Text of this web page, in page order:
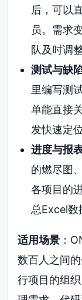
后，可以
员。需求
队及时调
测试与缺
里编写测
单能直接
发快速定
进度与报
的燃尽图
各项目的
总Excel数
适用场景 ：
数百人之间
行项目的组